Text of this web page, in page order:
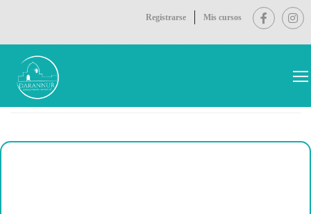
Registrarse Mis cursos
Inicio